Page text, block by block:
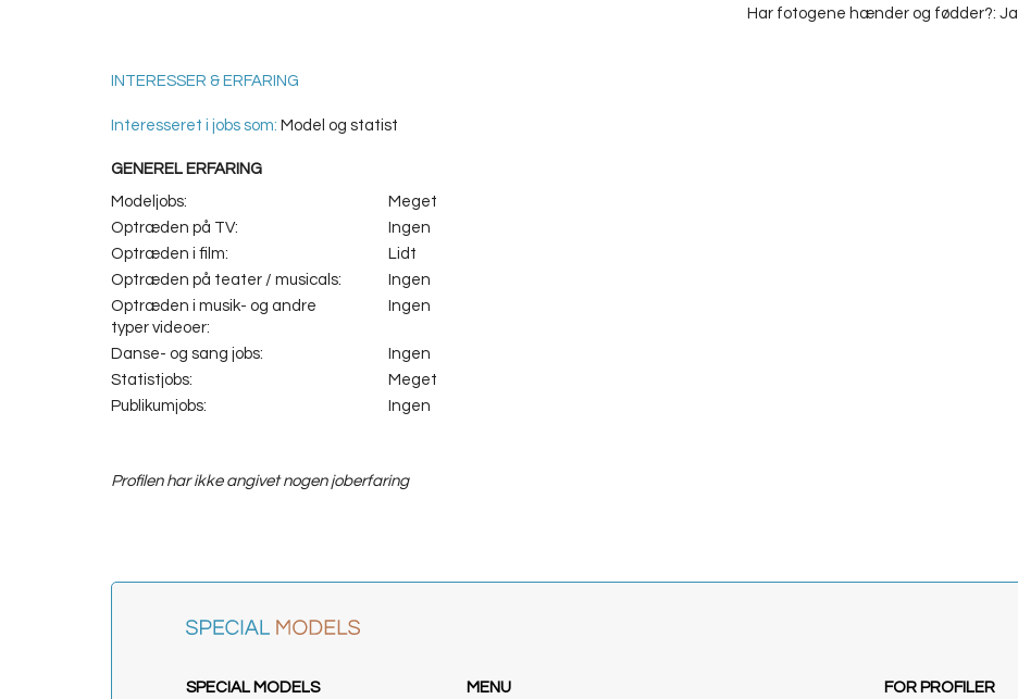
Har fotogene hænder og fødder?: Ja
INTERESSER & ERFARING
Interesseret i jobs som: Model og statist
GENEREL ERFARING
Modeljobs:
Meget
Optræden på TV:
Ingen
Optræden i film:
Lidt
Optræden på teater / musicals:
Ingen
Optræden i musik- og andre
typer videoer:
Ingen
Danse- og sang jobs:
Ingen
Statistjobs:
Meget
Publikumjobs:
Ingen
Profilen har ikke angivet nogen joberfaring
SPECIAL MODELS MENU FOR PROFILER